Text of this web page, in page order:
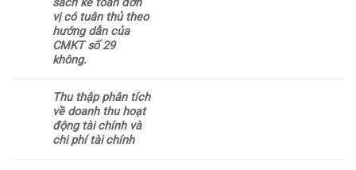
vị có tuân thủ theo
hướng dẫn của
CMKT số 29
không.
Thu thập phân tích
về doanh thu hoạt
động tài chính và
chi phí tài chính